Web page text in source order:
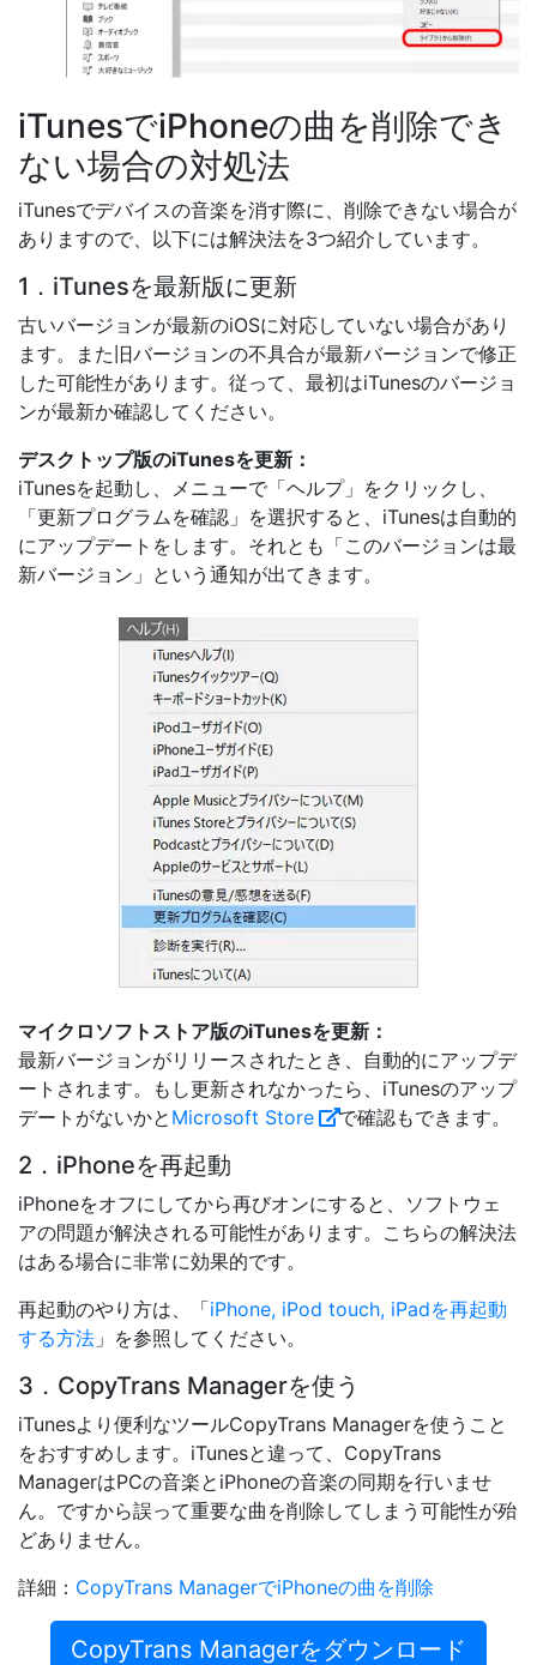
iTunesでiPhoneの曲を削除でき
ない場合の対処法
iTunesでデバイスの音楽を消す際に、削除できない場合が
ありますので、以下には解決法を3つ紹介しています。
1．iTunesを最新版に更新
古いバージョンが最新のiOSに対応していない場合があり
ます。また旧バージョンの不具合が最新バージョンで修正
した可能性があります。従って、最初はiTunesのバージョ
ンが最新か確認してください。
デスクトップ版のiTunesを更新：
iTunesを起動し、メニューで「ヘルプ」をクリックし、
「更新プログラムを確認」を選択すると、iTunesは自動的
にアップデートをします。それとも「このバージョンは最
新バージョン」という通知が出てきます。
マイクロソフトストア版のiTunesを更新：
最新バージョンがリリースされたとき、自動的にアップデ
ートされます。もし更新されなかったら、iTunesのアップ
デートがないかと Microsoft Store で確認もできます。
2．iPhoneを再起動
iPhoneをオフにしてから再びオンにすると、ソフトウェ
アの問題が解決される可能性があります。こちらの解決法
はある場合に非常に効果的です。
再起動のやり方は、「iPhone, iPod touch, iPadを再起動
する方法 」を参照してください。
3．CopyTrans Managerを使う
iTunesより便利なツールCopyTrans Managerを使うこと
をおすすめします。iTunesと違って、CopyTrans
ManagerはPCの音楽とiPhoneの音楽の同期を行いませ
ん。ですから誤って重要な曲を削除してしまう可能性が殆
どありません。
詳細： CopyTrans ManagerでiPhoneの曲を削除
CopyTrans Managerをダウンロード